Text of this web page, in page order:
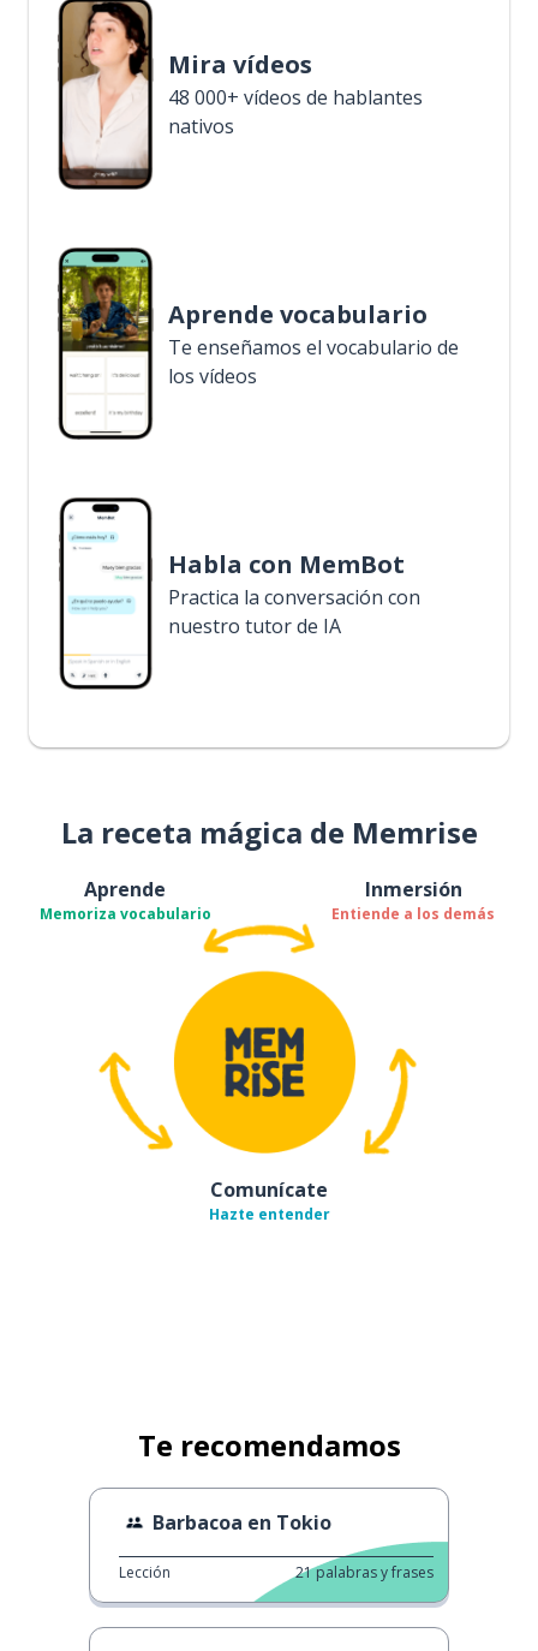
Mira vídeos
48 000+ vídeos de hablantes
nativos
Aprende vocabulario
Te enseñamos el vocabulario de
los vídeos
Habla con MemBot
Practica la conversación con
nuestro tutor de IA
La receta mágica de Memrise
Aprende
Memoriza vocabulario
Inmersión
Entiende a los demás
Comunícate
Hazte entender
Te recomendamos
Barbacoa en Tokio
Lección 21palabras y frases